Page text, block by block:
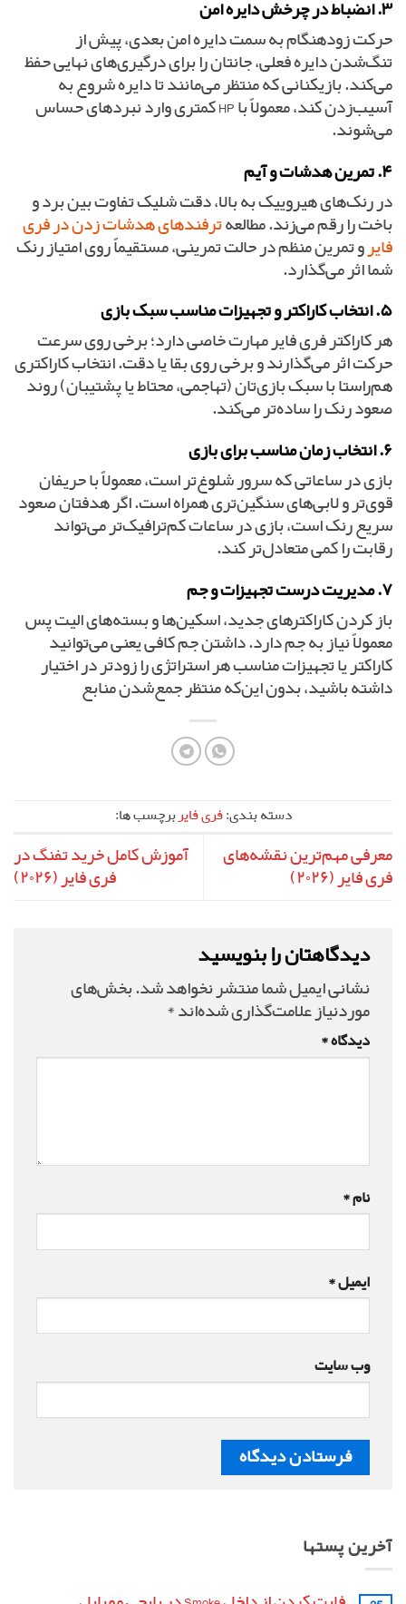
۳. انضباط در چرخش دایره امن
حرکت زودهنگام به سمت دایره امن بعدی، پیش از
تنگ‌شدن دایره فعلی، جانتان را برای درگیری‌های نهایی حفظ
می‌کند. بازیکنانی که منتظر می‌مانند تا دایره شروع به
آسیب‌زدن کند، معمولاً با HP کمتری وارد نبردهای حساس
می‌شوند.
۴. تمرین هدشات و آیم
در رنک‌های هیروییک به بالا، دقت شلیک تفاوت بین برد و
باخت را رقم می‌زند. مطالعهترفندهای هدشات زدن در فری
فایر و تمرین منظم در حالت تمرینی، مستقیماً روی امتیاز رنک
شما اثر می‌گذارد.
۵. انتخاب کاراکتر و تجهیزات مناسب سبک بازی
هر کاراکتر فری فایر مهارت خاصی دارد؛ برخی روی سرعت
حرکت اثر می‌گذارند و برخی روی بقا یا دقت. انتخاب کاراکتری
هم‌راستا با سبک بازی‌تان (تهاجمی، محتاط یا پشتیبان) روند
صعود رنک را ساده‌تر می‌کند.
۶. انتخاب زمان مناسب برای بازی
بازی در ساعاتی که سرور شلوغ‌تر است، معمولاً با حریفان
قوی‌تر و لابی‌های سنگین‌تری همراه است. اگر هدفتان صعود
سریع رنک است، بازی در ساعات کم‌ترافیک‌تر می‌تواند
رقابت را کمی متعادل‌تر کند.
۷. مدیریت درست تجهیزات و جم
باز کردن کاراکترهای جدید، اسکین‌ها و بسته‌های الیت پس
معمولاً نیاز به جم دارد. داشتن جم کافی یعنی می‌توانید
کاراکتر یا تجهیزات مناسب هر استراتژی را زودتر در اختیار
داشته باشید، بدون این‌که منتظر جمع‌شدن منابع
دسته بندی:فری فایربرچسب ها:
معرفی مهم‌ترین نقشه‌های
فری فایر (۲۰۲۶)
آموزش کامل خرید تفنگ در
فری فایر (۲۰۲۶)
دیدگاهتان را بنویسید
نشانی ایمیل شما منتشر نخواهد شد.بخش‌های
موردنیاز علامت‌گذاری شده‌اند*
دیدگاه*
نام*
ایمیل*
وب‌ سایت
آخرین پستها